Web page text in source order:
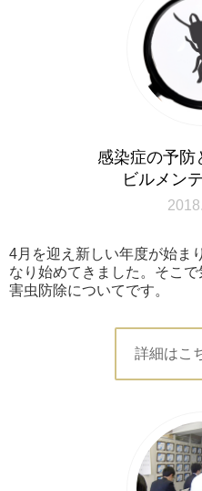
感染症の予防
ビルメン
4月を迎え新しい年度が始ま
なり始めてきました。そこ
害虫防除についてです。
詳細はこ